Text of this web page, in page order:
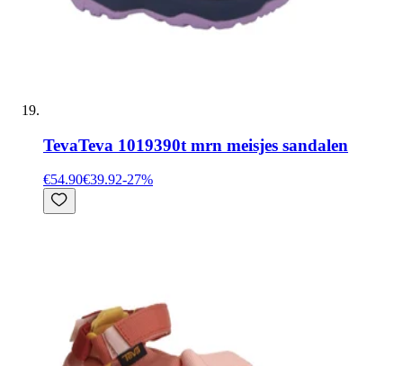
TevaTeva 1019390t mrn meisjes sandalen
€54.90€39.92-27%